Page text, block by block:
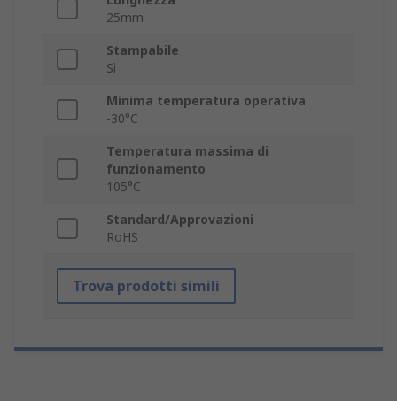
25mm
Stampabile
Sì
Minima temperatura operativa
-30°C
Temperatura massima di
funzionamento
105°C
Standard/Approvazioni
RoHS
Trova prodotti simili